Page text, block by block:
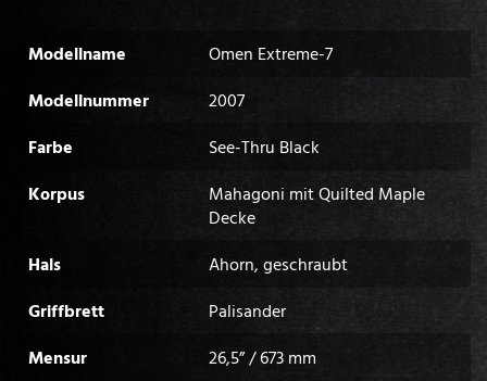
Modellname
Omen Extreme-7
Modellnummer
2007
Farbe
See-Thru Black
Korpus
Mahagoni mit Quilted Maple
Decke
Hals
Ahorn, geschraubt
Griffbrett
Palisander
Mensur
26,5” / 673 mm